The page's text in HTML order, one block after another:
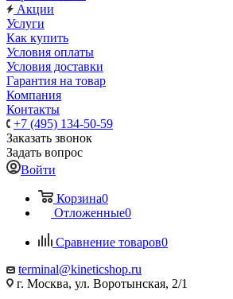
Акции
Услуги
Как купить
Условия оплаты
Условия доставки
Гарантия на товар
Компания
Контакты
+7 (495) 134-50-59
Заказать звонок
Задать вопрос
Войти
Корзина0
Отложенные0
Сравнение товаров0
terminal@kineticshop.ru
г. Москва, ул. Воротынская, 2/1